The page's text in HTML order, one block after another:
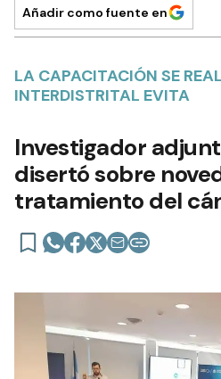
Añadir como fuente en
LA CAPACITACIÓN SE
INTERDISTRITAL EVITA
Investigador
disertó sobre
tratamiento del